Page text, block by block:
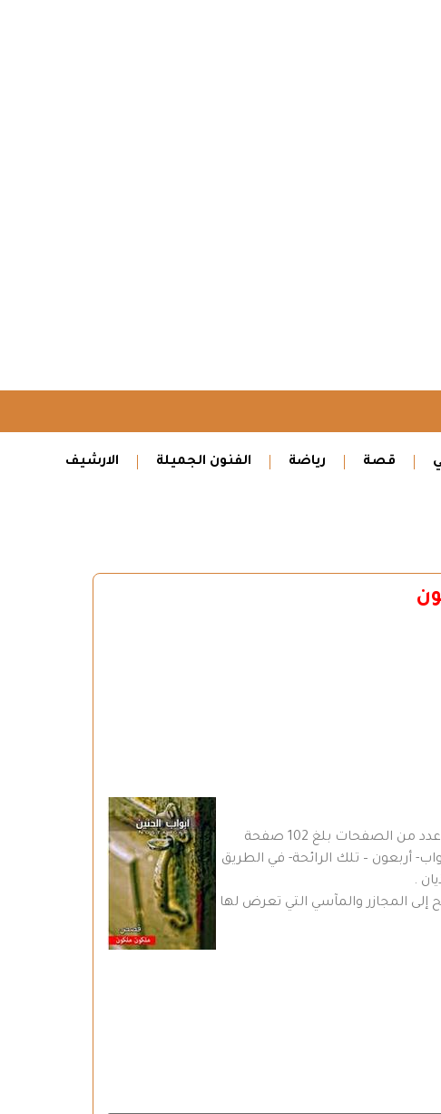
قصة رياضة الفنون الجميلة الارشيف
صدر للقاص والصحفي ملكون ملكون مجموعة قصصية جديدة بعنوان ” أبواب الحنين ” وهي من القطع المتوسط وعدد من الصفحات بلغ 102 صفحة
أربعون – تلك الرائحة- في الطريق
.
إلى المجازر والمآسي التي تعرض لها